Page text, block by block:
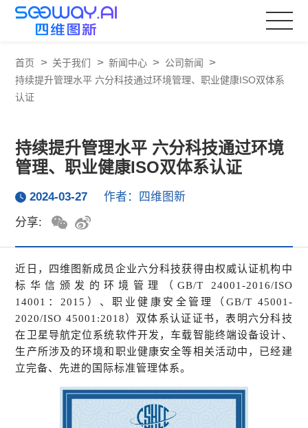
首页 > 关于我们 > 新闻中心 > 公司新闻 >
持续提升管理水平 六分科技通过环境管理、职业健康ISO双体系
认证
持续提升管理水平 六分科技通过环境
管理、职业健康ISO双体系认证
2024-03-27
作者：四维图新
分享:
近日，四维图新成员企业六分科技获得由权威认证机构中
标华信颁发的环境管理（GB/T 24001-2016/ISO
14001：2015）、职业健康安全管理（GB/T 45001-
2020/ISO 45001:2018）双体系认证证书，表明六分科技
在卫星导航定位系统软件开发，车载智能终端设备设计、
生产所涉及的环境和职业健康安全等相关活动中，已经建
立完备、先进的国际标准管理体系。